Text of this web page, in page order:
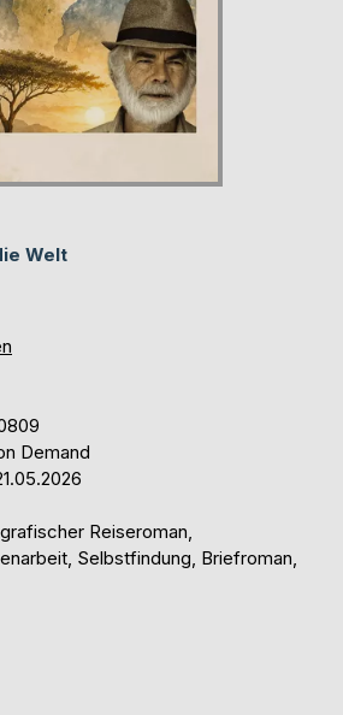
Welt
Demand
Reiseroman,
Selbstfindung, Briefroman,